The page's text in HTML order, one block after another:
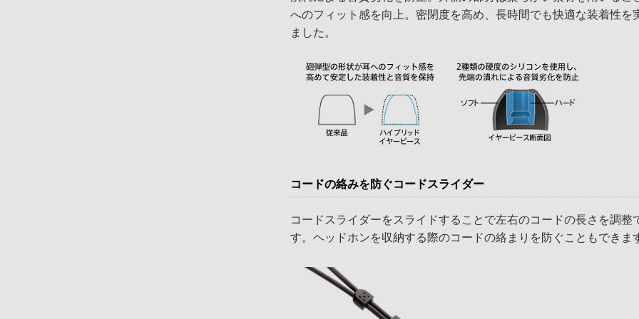
へのフィット感を向上。密閉度を高め、長時間でも快適な装着性を
ました。
コードの絡みを防ぐコードスライダー
コードスライダーをスライドすることで左右のコードの長さを調整
す。ヘッドホンを収納する際のコードの絡まりを防ぐこともできま